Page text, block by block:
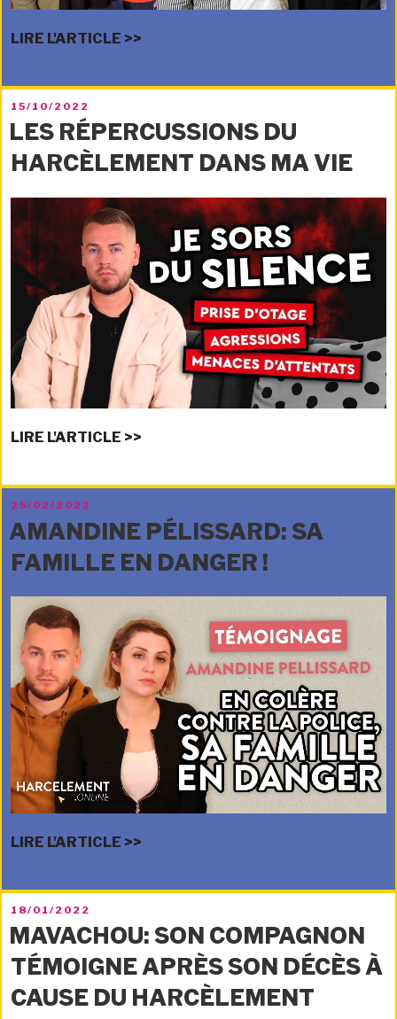
LIRE L'ARTICLE >>
PUBLIÉ
LE
15/10/2022
LES RÉPERCUSSIONS DU
HARCÈLEMENT DANS MA VIE
LIRE L'ARTICLE >>
PUBLIÉ
LE
25/02/2022
AMANDINE PÉLISSARD: SA
FAMILLE EN DANGER !
LIRE L'ARTICLE >>
PUBLIÉ
LE
18/01/2022
MAVACHOU: SON COMPAGNON
TÉMOIGNE APRÈS SON DÉCÈS À
CAUSE DU HARCÈLEMENT